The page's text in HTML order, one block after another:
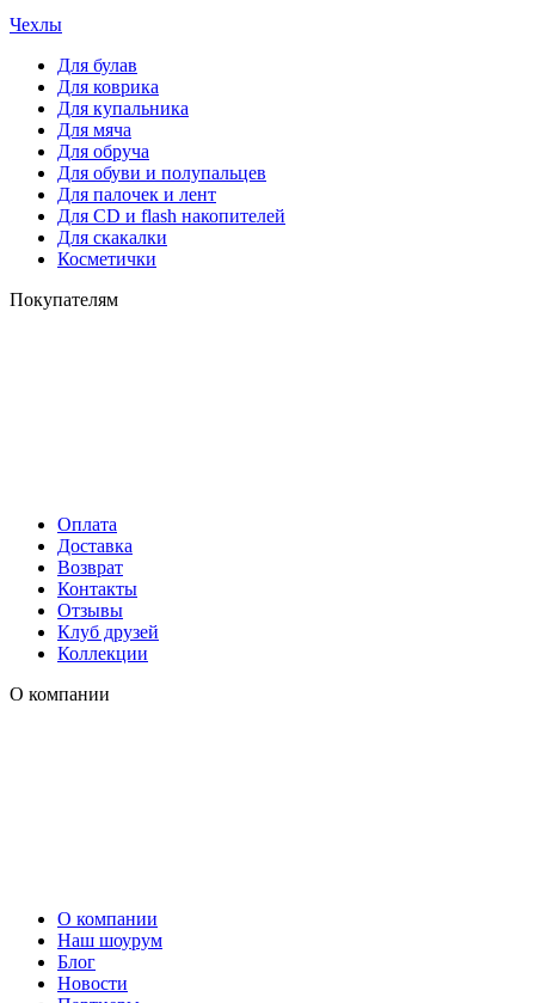
Чехлы
Для булав
Для коврика
Для купальника
Для мяча
Для обруча
Для обуви и полупальцев
Для палочек и лент
Для СD и flash накопителей
Для скакалки
Косметички
Покупателям
Оплата
Доставка
Возврат
Контакты
Отзывы
Клуб друзей
Коллекции
О компании
О компании
Наш шоурум
Блог
Новости